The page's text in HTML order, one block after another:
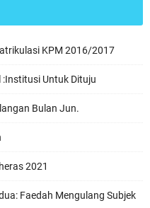
KPM 2016/2017
:Institusi Untuk Dituju
Bulan Jun.
2021
Faedah Mengulang Subjek